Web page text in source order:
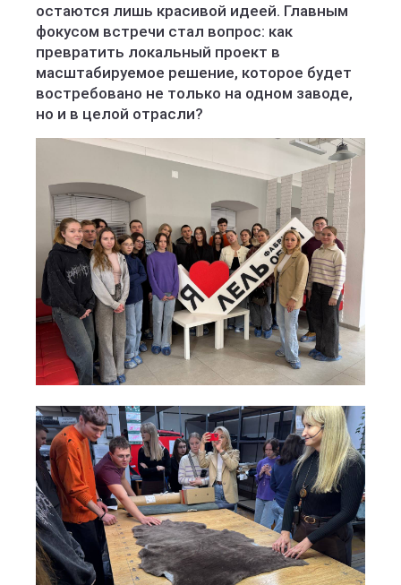
остаются лишь красивой идеей. Главным
фокусом встречи стал вопрос: как
превратить локальный проект в
масштабируемое решение, которое будет
востребовано не только на одном заводе,
но и в целой отрасли?